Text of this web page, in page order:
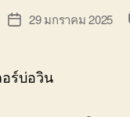
Post29 มกราคม 2025
ร์บ่อวิน